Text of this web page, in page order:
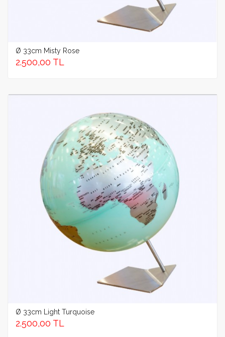
Ø 33cm Misty Rose
2.500,00 TL
Ø 33cm Light Turquoise
2.500,00 TL